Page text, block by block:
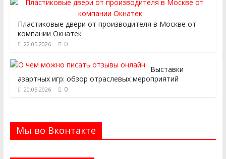
Пластиковые двери от производителя в Москве от
компании Окнатек
22.05.2026 0
Выставки
азартных игр: обзор отраслевых мероприятий
20.05.2026 0
Мы во Вконтакте